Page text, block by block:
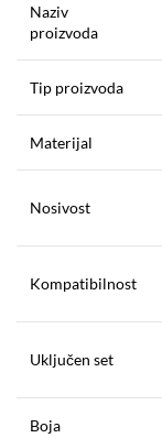
Naziv
proizvoda
Tip proizvoda
Materijal
Nosivost
Kompatibilnost
Uključen set
Boja